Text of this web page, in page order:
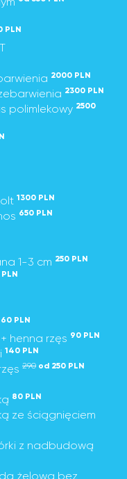
PLN
2000 PLN
2300 PLN
polimlekowy 2500
1300 PLN
650 PLN
1-3 cm 250 PLN
60 PLN
henna rzęs 90 PLN
140 PLN
290 od 250 PLN
80 PLN
ze ściągnięciem
z nadbudową
żelową bez